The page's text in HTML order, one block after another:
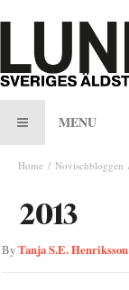
MENU
Home Novischbloggen
2013
ByTanja S.E. Henriksson